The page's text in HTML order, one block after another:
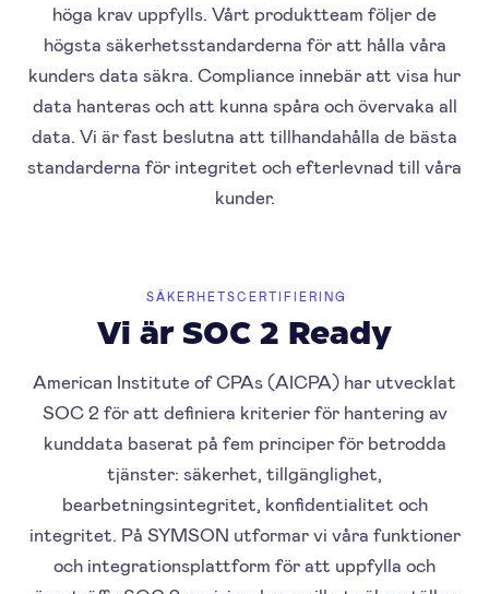
höga krav uppfylls. Vårt produktteam följer de
högsta säkerhetsstandarderna för att hålla våra
kunders data säkra. Compliance innebär att visa hur
data hanteras och att kunna spåra och övervaka all
data. Vi är fast beslutna att tillhandahålla de bästa
standarderna för integritet och efterlevnad till våra
kunder.
SÄKERHETSCERTIFIERING
Vi är SOC 2 Ready
American Institute of CPAs (AICPA) har utvecklat
SOC 2 för att definiera kriterier för hantering av
kunddata baserat på fem principer för betrodda
tjänster: säkerhet, tillgänglighet,
bearbetningsintegritet, konfidentialitet och
integritet. På SYMSON utformar vi våra funktioner
och integrationsplattform för att uppfylla och